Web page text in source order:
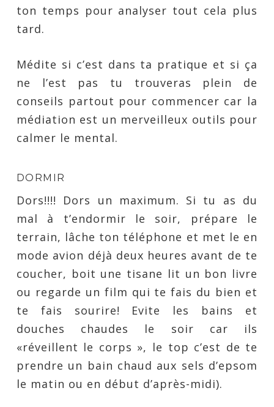
ton temps pour analyser tout cela plus
tard.
Médite si c’est dans ta pratique et si ça
ne l’est pas tu trouveras plein de
conseils partout pour commencer car la
médiation est un merveilleux outils pour
calmer le mental.
DORMIR
Dors!!!! Dors un maximum. Si tu as du
mal à t’endormir le soir, prépare le
terrain, lâche ton téléphone et met le en
mode avion déjà deux heures avant de te
coucher, boit une tisane lit un bon livre
ou regarde un film qui te fais du bien et
te fais sourire! Evite les bains et
douches chaudes le soir car ils
«réveillent le corps », le top c’est de te
prendre un bain chaud aux sels d’epsom
le matin ou en début d’après-midi).